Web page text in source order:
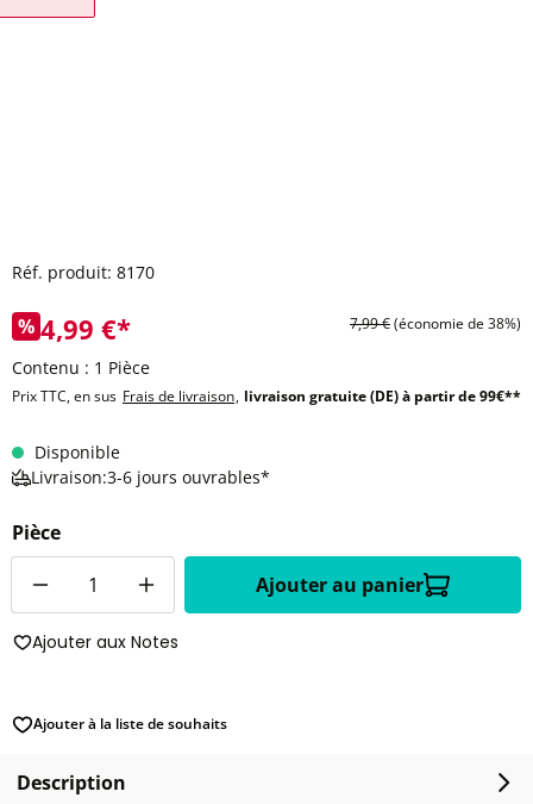
Réf. produit: 8170
% 4,99 €* 7,99 €(économie de 38%)
Contenu : 1 Pièce
Prix TTC, en sus Frais de livraison, livraison gratuite (DE) à partir de 99€**
Disponible
Livraison:3-6 jours ouvrables*
Pièce
Ajouter au panier
Ajouter aux Notes
Ajouter à la liste de souhaits
Description